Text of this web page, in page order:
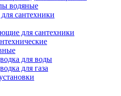
водяные
сантехники
для сантехники
для воды
для газа